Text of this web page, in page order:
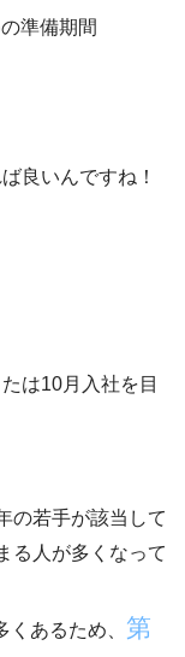
準備期間
良いんですね！
は10月入社を目
の若手が該当して
る人が多くなって
あるため、 第